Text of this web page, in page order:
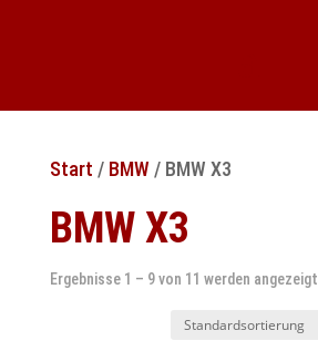
Start / BMW / BMW X3
BMW X3
Ergebnisse 1 – 9 von 11 werden angezeigt